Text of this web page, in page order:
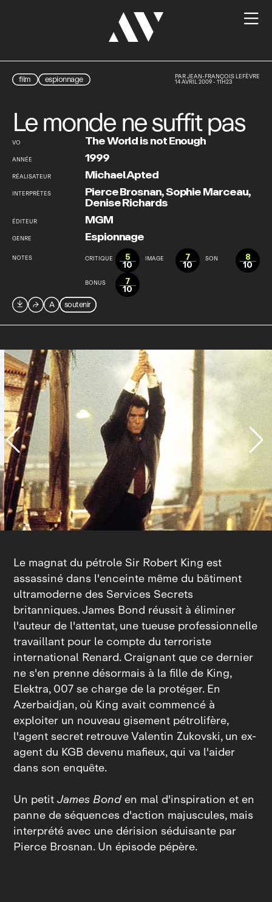

film espionnage PARJEAN-FRANÇOIS LEFÈVRE
14 AVRIL 2009 - 11H23
Le monde ne suffit pas
VO The World is not Enough
ANNÉE 1999
RÉALISATEUR Michael Apted
INTERPRÈTES Pierce Brosnan,Sophie Marceau,
Denise Richards
ÉDITEUR MGM
GENRE Espionnage
NOTES CRITIQUE 5
10
IMAGE 7
10
SON 8
10
BONUS 7
10

⮫ A soutenir
Le magnat du pétrole Sir Robert King est
assassiné dans l'enceinte même du bâtiment
ultramoderne des Services Secrets
britanniques. James Bond réussit à éliminer
l'auteur de l'attentat, une tueuse professionnelle
travaillant pour le compte du terroriste
international Renard. Craignant que ce dernier
ne s'en prenne désormais à la fille de King,
Elektra, 007 se charge de la protéger. En
Azerbaidjan, où King avait commencé à
exploiter un nouveau gisement pétrolifère,
l'agent secret retrouve Valentin Zukovski, un ex-
agent du KGB devenu mafieux, qui va l'aider
dans son enquête.
Un petitJames Bond en mal d'inspiration et en
panne de séquences d'action majuscules, mais
interprété avec une dérision séduisante par
Pierce Brosnan. Un épisode pépère.